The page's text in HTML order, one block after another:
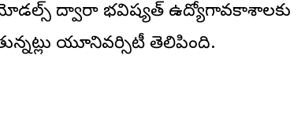
మోడల్స్ ద్వారా భవిష్యత్ ఉద్యోగావకాశాలకు
యూనివర్సిటీ తెలిపింది.